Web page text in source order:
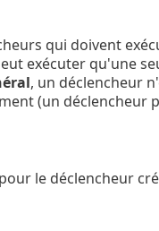
qui doivent
exécuter qu'une
, un déclencheur
(un déclencheur
le déclencheur